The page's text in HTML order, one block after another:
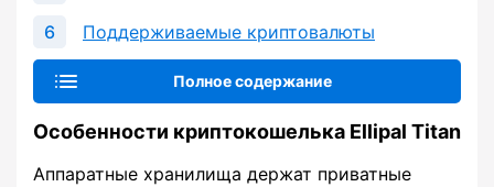
Поддерживаемые криптовалюты
Полное содержание
Особенности криптокошелька Ellipal Titan
Аппаратные хранилища держат приватные